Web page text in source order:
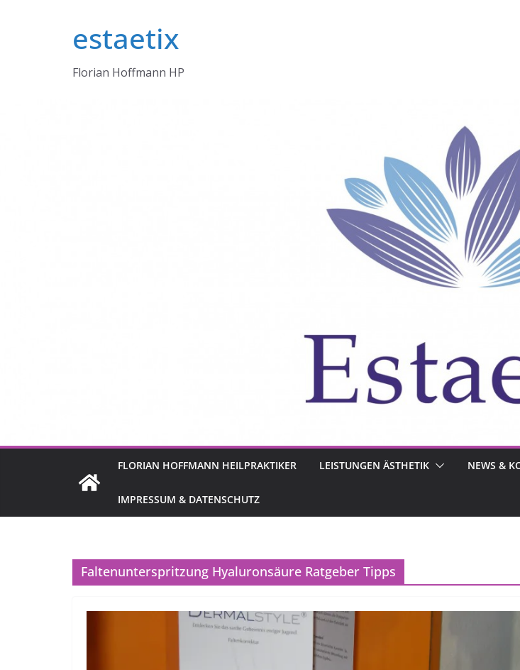
estaetix
Florian Hoffmann HP
FLORIAN HOFFMANN HEILPRAKTIKER LEISTUNGEN ÄSTHETIK NEWS &
IMPRESSUM & DATENSCHUTZ
Faltenunterspritzung Hyaluronsäure Ratgeber Tipps